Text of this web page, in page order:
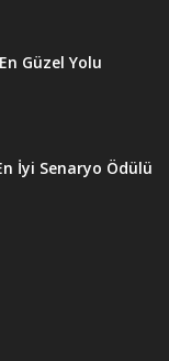
Güzel Yolu
İyi Senaryo Ödülü